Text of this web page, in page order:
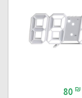
80 ₪